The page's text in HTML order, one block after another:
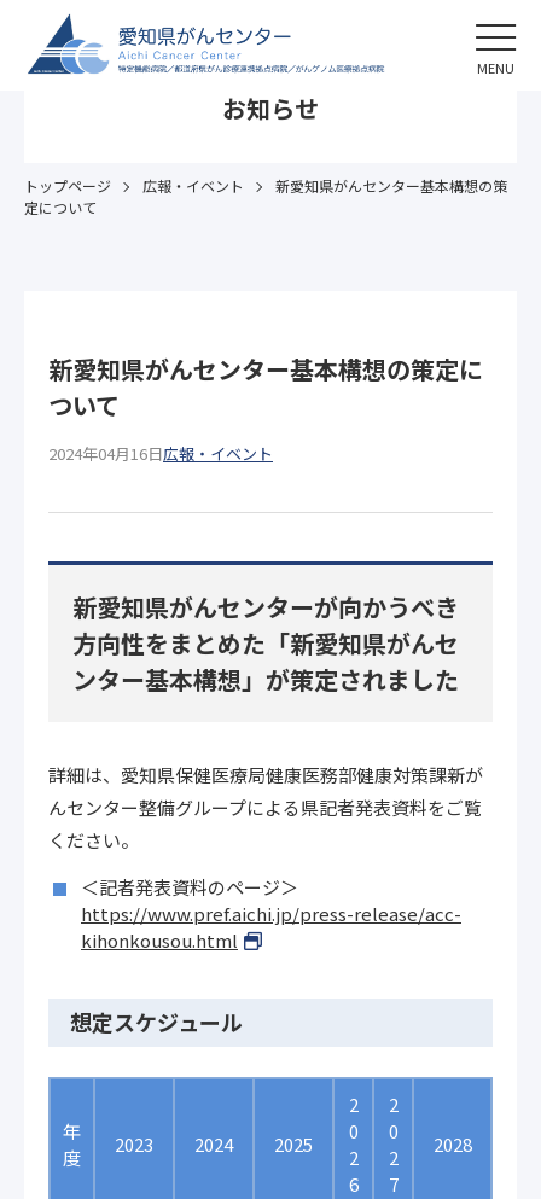
MENU
お知らせ
トップページ 広報・イベント
新愛知県がんセンター基本構想の策
定について
新愛知県がんセンター基本構想の策定に
ついて
2024年04月16日広報・イベント
新愛知県がんセンターが向かうべき
方向性をまとめた「新愛知県がんセ
ンター基本構想」が策定されました
詳細は、愛知県保健医療局健康医務部健康対策課新が
んセンター整備グループによる県記者発表資料をご覧
ください。
＜記者発表資料のページ＞
https://www.pref.aichi.jp/press-release/acc-
kihonkousou.html
想定スケジュール
年
度
2023 2024 2025
2
0
2
6
2
0
2
7
2028